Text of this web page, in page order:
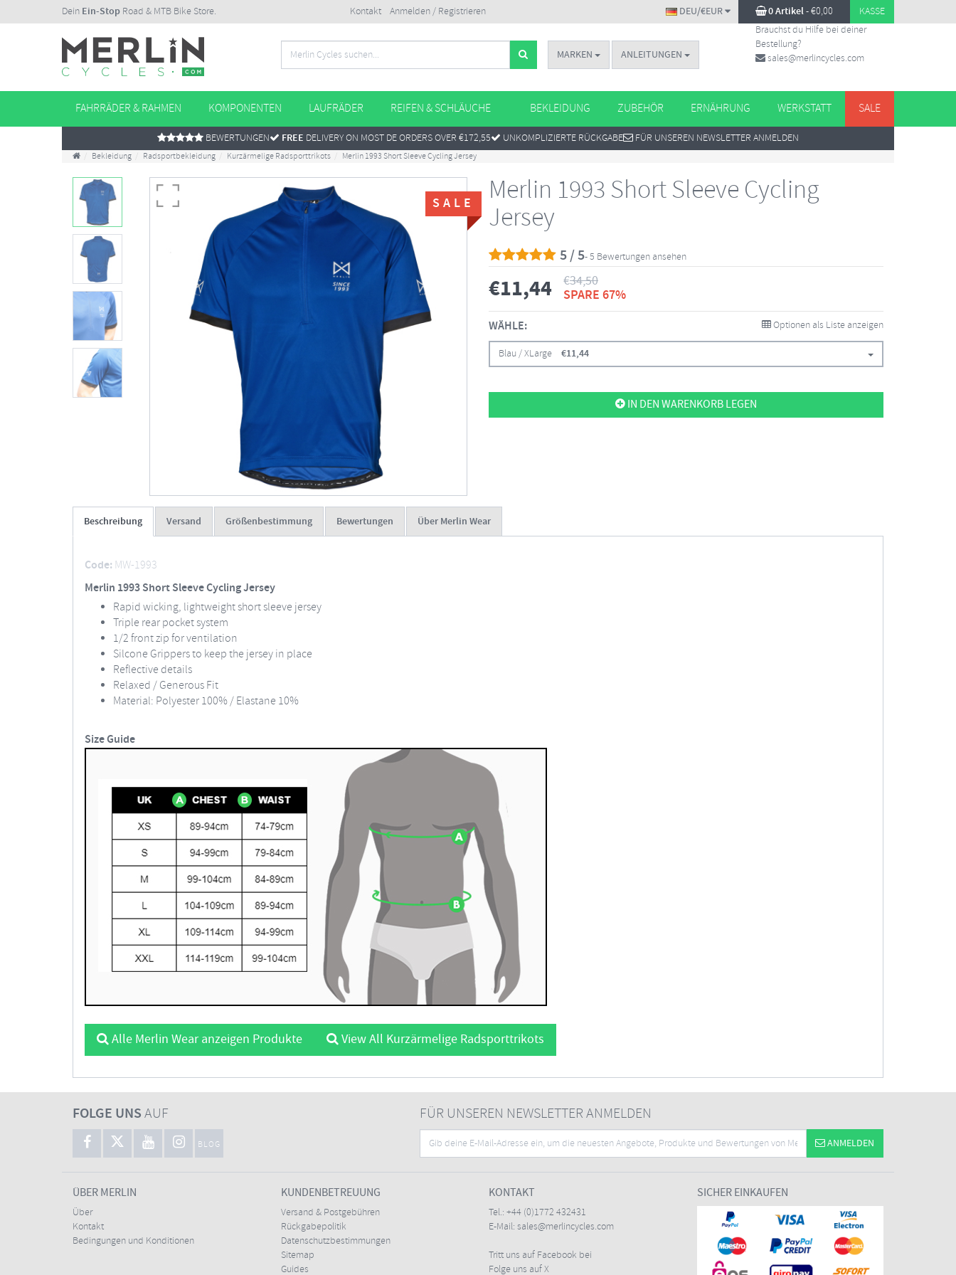
Dein Ein-Stop Road & MTB Bike Store. Kontakt Anmelden / Registrieren 0 Artikel-€0,00 KASSE
DEU/€EUR
MARKEN ANLEITUNGEN
Brauchst du Hilfe bei deiner
Bestellung?
sales@merlincycles.com
FAHRRÄDER & RAHMEN KOMPONENTEN LAUFRÄDER REIFEN & SCHLÄUCHE BEKLEIDUNG ZUBEHÖR ERNÄHRUNG WERKSTATT SALE
BEWERTUNGEN FREE DELIVERY ON MOST DE ORDERS OVER €172,55 UNKOMPLIZIERTE RÜCKGABE FÜR UNSEREN NEWSLETTER ANMELDEN
Bekleidung Radsportbekleidung Kurzärmelige Radsporttrikots Merlin 1993 Short Sleeve Cycling Jersey
SALE
Merlin 1993 Short Sleeve Cycling
Jersey
5 / 5- 5 Bewertungen ansehen
€11,44 €34,50
SPARE 67%
WÄHLE: Optionen als Liste anzeigen
Blau / XLarge €11,44
IN DEN WARENKORB LEGEN
Beschreibung Versand Größenbestimmung Bewertungen Über Merlin Wear
Code: MW-1993
Merlin 1993 Short Sleeve Cycling Jersey
Rapid wicking, lightweight short sleeve jersey
Triple rear pocket system
1/2 front zip for ventilation
Silcone Grippers to keep the jersey in place
Reflective details
Relaxed / Generous Fit
Material: Polyester 100% / Elastane 10%
Size Guide
Alle Merlin Wear anzeigen Produkte View All Kurzärmelige Radsporttrikots
FOLGE UNSAUF
BLOG
FÜR UNSEREN NEWSLETTER ANMELDEN
ANMELDEN
ÜBER MERLIN
Über
Kontakt
Bedingungen und Konditionen
KUNDENBETREUUNG
Versand & Postgebühren
Rückgabepolitik
Datenschutzbestimmungen
Sitemap
Guides
KONTAKT
Tel.: +44 (0)1772 432431
E-Mail: sales@merlincycles.com
Tritt uns auf Facebook bei
Folge uns auf X
SICHER EINKAUFEN